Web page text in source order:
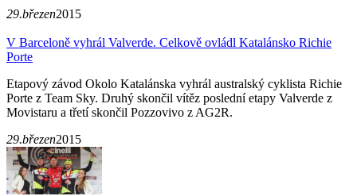
29.březen2015
V Barceloně vyhrál Valverde. Celkově ovládl Katalánsko Richie
Porte
Etapový závod Okolo Katalánska vyhrál australský cyklista Richie
Porte z Team Sky. Druhý skončil vítěz poslední etapy Valverde z
Movistaru a třetí skončil Pozzovivo z AG2R.
29.březen2015